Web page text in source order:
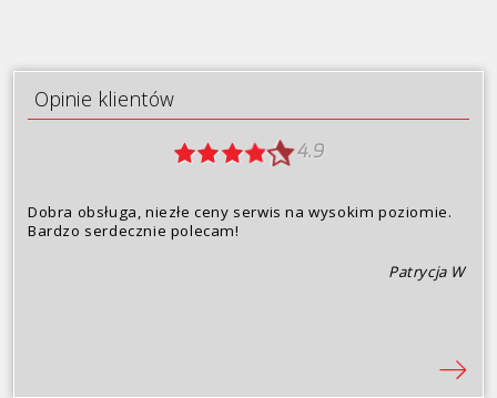
Skoda
Volvo
Opinie klientów
4.9
Dobra obsługa, niezłe ceny serwis na wysokim poziomie.
Bardzo serdecznie polecam!
Patrycja W